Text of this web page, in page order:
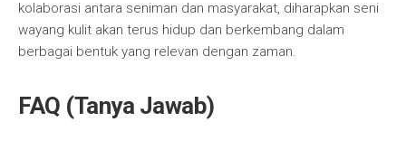
kolaborasi antara seniman dan masyarakat, diharapkan seni
wayang kulit akan terus hidup dan berkembang dalam
berbagai bentuk yang relevan dengan zaman.
FAQ (Tanya Jawab)